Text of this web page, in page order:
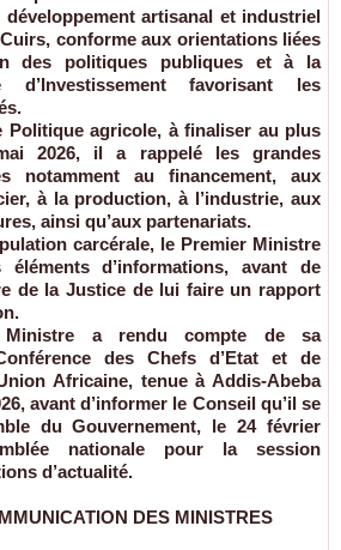
artisanal et industriel
conforme aux orientations liées
des politiques publiques et à la
d’Investissement favorisant les
Politique agricole, à finaliser au plus
2026, il a rappelé les grandes
notamment au financement, aux
à la production, à l’industrie, aux
ainsi qu’aux partenariats.
carcérale, le Premier Ministre
d’informations, avant de
de la Justice de lui faire un rapport
a rendu compte de sa
des Chefs d’Etat et de
Africaine, tenue à Addis-Abeba
avant d’informer le Conseil qu’il se
du Gouvernement, le 24 février
nationale pour la session
d’actualité.
DES MINISTRES